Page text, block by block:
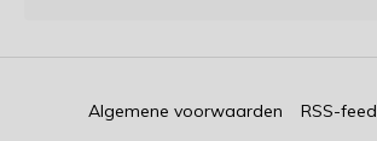
Algemene voorwaarden RSS-feed